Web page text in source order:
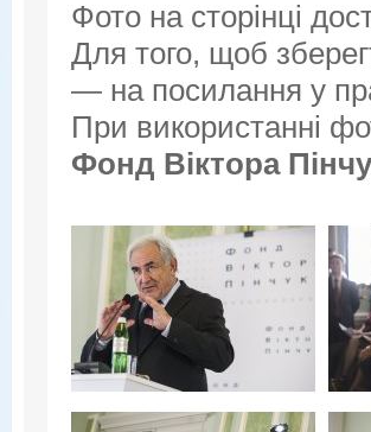
Фото на сторінці
Для того, щоб
— на посилання у
При використанні
Фонд Віктора